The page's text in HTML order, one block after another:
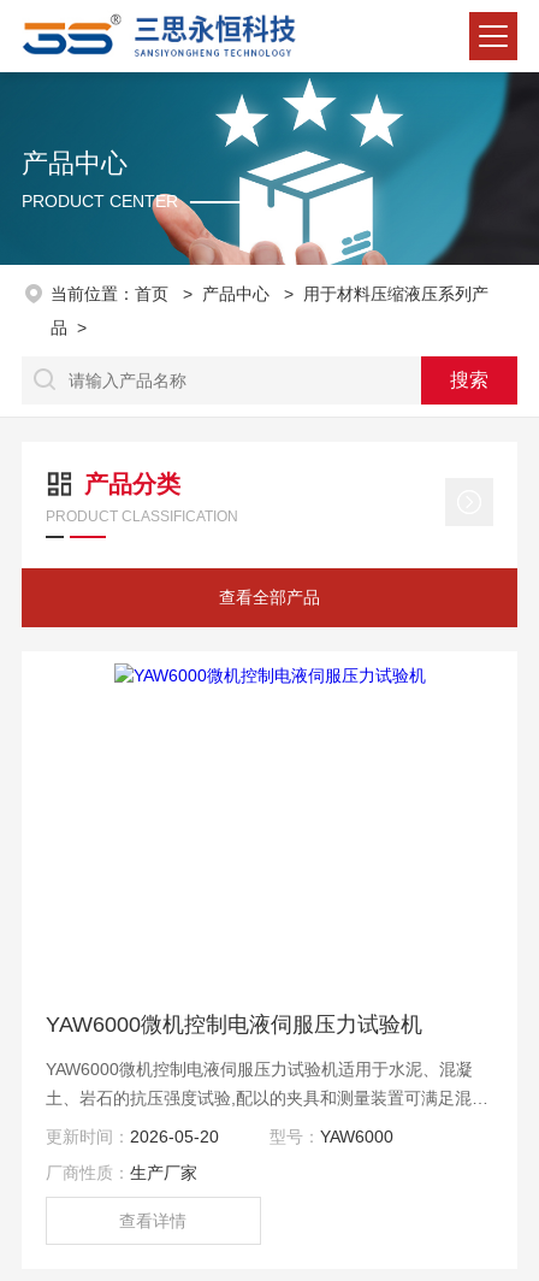
产品中心
PRODUCT CENTER
当前位置： 首页 > 产品中心 >
用于材料压缩液压系列产
品 >
产品分类
PRODUCT CLASSIFICATION
查看全部产品
YAW6000微机控制电液伺服压力试验机
YAW6000微机控制电液伺服压力试验机适用于水泥、混凝
土、岩石的抗压强度试验,配以的夹具和测量装置可满足混凝
土的劈拉试验、抗折试验、静压弹性模量试验；也可应用于
变形）测量通道。
更新时间： 2026-05-20 型号： YAW6000
厂商性质： 生产厂家
查看详情